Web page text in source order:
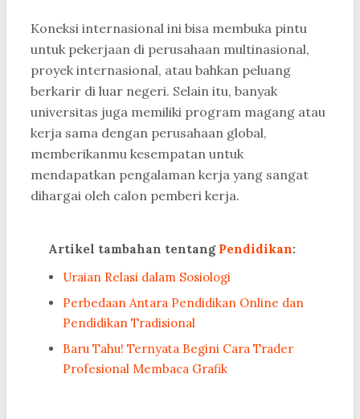
Koneksi internasional ini bisa membuka pintu
untuk pekerjaan di perusahaan multinasional,
proyek internasional, atau bahkan peluang
berkarir di luar negeri. Selain itu, banyak
universitas juga memiliki program magang atau
kerja sama dengan perusahaan global,
memberikanmu kesempatan untuk
mendapatkan pengalaman kerja yang sangat
dihargai oleh calon pemberi kerja.
Artikel tambahan tentang Pendidikan:
Uraian Relasi dalam Sosiologi
Perbedaan Antara Pendidikan Online dan
Pendidikan Tradisional
Baru Tahu! Ternyata Begini Cara Trader
Profesional Membaca Grafik